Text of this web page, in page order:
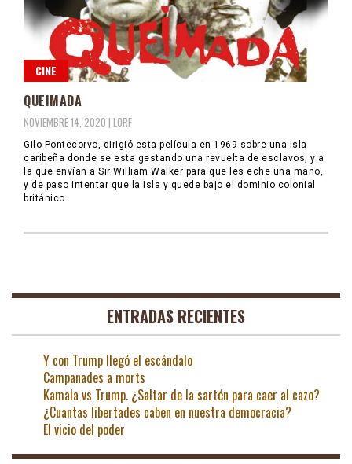
CINE
QUEIMADA
NOVIEMBRE 14, 2020 | LORF
Gilo Pontecorvo, dirigió esta película en 1969 sobre una isla
caribeña donde se esta gestando una revuelta de esclavos, y a
la que envían a Sir William Walker para que les eche una mano,
y de paso intentar que la isla y quede bajo el dominio colonial
británico.
ENTRADAS RECIENTES
Y con Trump llegó el escándalo
Campanades a morts
Kamala vs Trump. ¿Saltar de la sartén para caer al cazo?
¿Cuantas libertades caben en nuestra democracia?
El vicio del poder